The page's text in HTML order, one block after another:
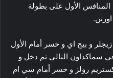
المنافس الأول على بطولة
و بيج اي و خسر أمام الأول
زيغلر في سماكداون التالي ثم دخل و
رولز و خسر أمام سي ام